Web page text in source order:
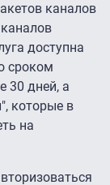
каналов
доступна
сроком
30 дней, а
которые в
на